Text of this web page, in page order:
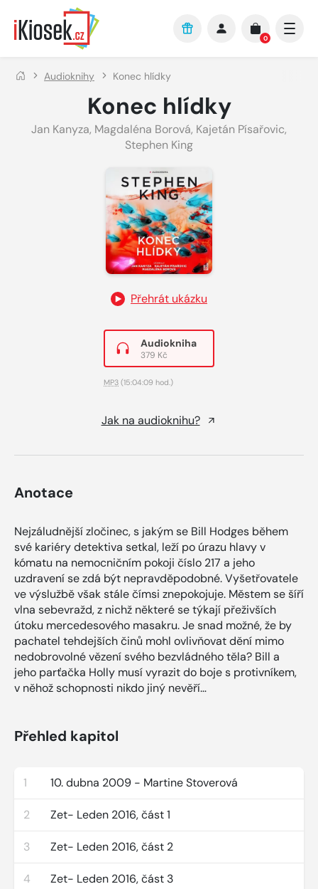
Přejít na hlavní obsah
0
Audioknihy Konec hlídky
Konec hlídky
Jan Kanyza, Magdaléna Borová, Kajetán Písařovic,
Stephen King
Přehrát ukázku
Audiokniha
379 Kč
MP3 (15:04:09 hod.)
Jak na audioknihu?
Anotace
Nejzáludnější zločinec, s jakým se Bill Hodges během
své kariéry detektiva setkal, leží po úrazu hlavy v
kómatu na nemocničním pokoji číslo 217 a jeho
uzdravení se zdá být nepravděpodobné. Vyšetřovatele
ve výslužbě však stále čímsi znepokojuje. Městem se šíří
vlna sebevražd, z nichž některé se týkají přeživších
útoku mercedesového masakru. Je snad možné, že by
pachatel tehdejších činů mohl ovlivňovat dění mimo
nedobrovolné vězení svého bezvládného těla? Bill a
jeho parťačka Holly musí vyrazit do boje s protivníkem,
v něhož schopnosti nikdo jiný nevěří…
Přehled kapitol
1 10. dubna 2009 - Martine Stoverová
2 Zet- Leden 2016, část 1
3 Zet- Leden 2016, část 2
4 Zet- Leden 2016, část 3